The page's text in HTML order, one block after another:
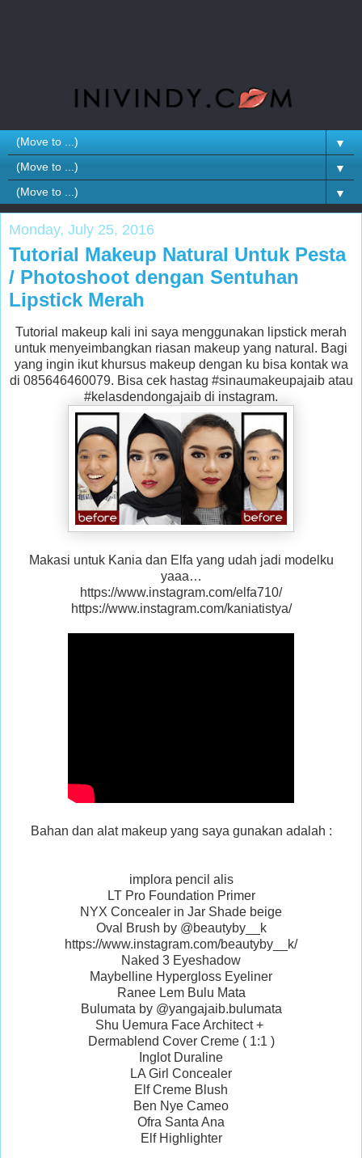
▼
▼
▼
Monday, July 25, 2016
Tutorial Makeup Natural Untuk Pesta
/ Photoshoot dengan Sentuhan
Lipstick Merah
Tutorial makeup kali ini saya menggunakan lipstick merah
untuk menyeimbangkan riasan makeup yang natural. Bagi
yang ingin ikut khursus makeup dengan ku bisa kontak wa
di 085646460079. Bisa cek hastag #sinaumakeupajaib atau
#kelasdendongajaib di instagram.
Makasi untuk Kania dan Elfa yang udah jadi modelku
yaaa…
https://www.instagram.com/elfa710/
https://www.instagram.com/kaniatistya/
Bahan dan alat makeup yang saya gunakan adalah :
implora pencil alis
LT Pro Foundation Primer
NYX Concealer in Jar Shade beige
Oval Brush by @beautyby__k
https://www.instagram.com/beautyby__k/
Naked 3 Eyeshadow
Maybelline Hypergloss Eyeliner
Ranee Lem Bulu Mata
Bulumata by @yangajaib.bulumata
Shu Uemura Face Architect +
Dermablend Cover Creme ( 1:1 )
Inglot Duraline
LA Girl Concealer
Elf Creme Blush
Ben Nye Cameo
Ofra Santa Ana
Elf Highlighter